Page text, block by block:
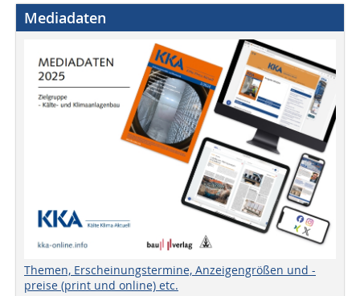
Mediadaten
Themen, Erscheinungstermine, Anzeigengrößen und -
preise (print und online) etc.